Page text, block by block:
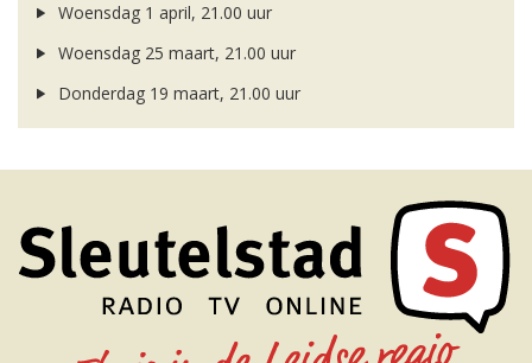
Woensdag 1 april, 21.00 uur
Woensdag 25 maart, 21.00 uur
Donderdag 19 maart, 21.00 uur